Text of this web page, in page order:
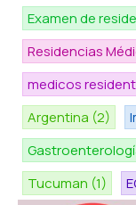
Examen de
Residencias
medicos
Argentina (2)
Tucuman (1)